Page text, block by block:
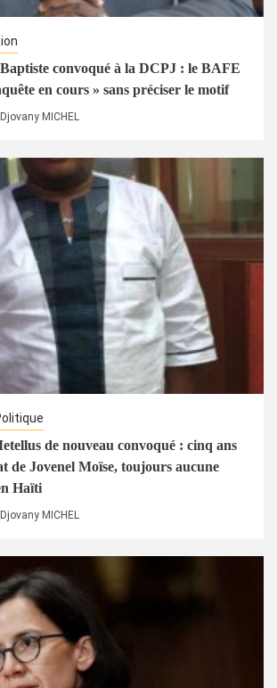
convoqué à la DCPJ : le BAFE
en cours » sans préciser le motif
Djovany MICHEL
de nouveau convoqué : cinq ans
de Jovenel Moïse, toujours aucune
Haïti
Djovany MICHEL